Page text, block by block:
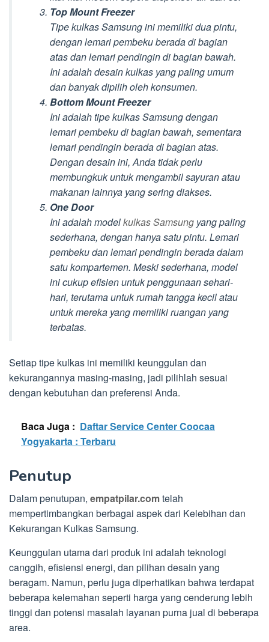
Top Mount Freezer
Tipe kulkas Samsung ini memiliki dua pintu,
dengan lemari pembeku berada di bagian
atas dan lemari pendingin di bagian bawah.
Ini adalah desain kulkas yang paling umum
dan banyak dipilih oleh konsumen.
Bottom Mount Freezer
Ini adalah tipe kulkas Samsung dengan
lemari pembeku di bagian bawah, sementara
lemari pendingin berada di bagian atas.
Dengan desain ini, Anda tidak perlu
membungkuk untuk mengambil sayuran atau
makanan lainnya yang sering diakses.
One Door
Ini adalah modelkulkas Samsung yang paling
sederhana, dengan hanya satu pintu. Lemari
pembeku dan lemari pendingin berada dalam
satu kompartemen. Meski sederhana, model
ini cukup efisien untuk penggunaan sehari-
hari, terutama untuk rumah tangga kecil atau
untuk mereka yang memiliki ruangan yang
terbatas.
Setiap tipe kulkas ini memiliki keunggulan dan
kekurangannya masing-masing, jadi pilihlah sesuai
dengan kebutuhan dan preferensi Anda.
Baca Juga : Daftar Service Center Coocaa
Yogyakarta : Terbaru
Penutup
Dalam penutupan, empatpilar.comtelah
mempertimbangkan berbagai aspek dari Kelebihan dan
Kekurangan Kulkas Samsung.
Keunggulan utama dari produk ini adalah teknologi
canggih, efisiensi energi, dan pilihan desain yang
beragam. Namun, perlu juga diperhatikan bahwa terdapat
beberapa kelemahan seperti harga yang cenderung lebih
tinggi dan potensi masalah layanan purna jual di beberapa
area.